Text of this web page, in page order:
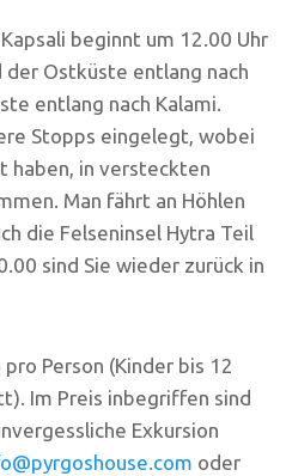
beginnt um 12.00 Uhr
der Ostküste entlang nach
entlang nach Kalami.
Stopps eingelegt, wobei
haben, in versteckten
Man fährt an Höhlen
die Felseninsel Hytra Teil
sind Sie wieder zurück in
Person (Kinder bis 12
Im Preis inbegriffen sind
Exkursion
oder